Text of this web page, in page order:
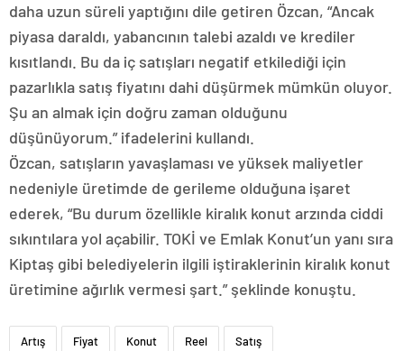
daha uzun süreli yaptığını dile getiren Özcan, “Ancak
piyasa daraldı, yabancının talebi azaldı ve krediler
kısıtlandı. Bu da iç satışları negatif etkilediği için
pazarlıkla satış fiyatını dahi düşürmek mümkün oluyor.
Şu an almak için doğru zaman olduğunu
düşünüyorum.” ifadelerini kullandı.
Özcan, satışların yavaşlaması ve yüksek maliyetler
nedeniyle üretimde de gerileme olduğuna işaret
ederek, “Bu durum özellikle kiralık konut arzında ciddi
sıkıntılara yol açabilir. TOKİ ve Emlak Konut’un yanı sıra
Kiptaş gibi belediyelerin ilgili iştiraklerinin kiralık konut
üretimine ağırlık vermesi şart.” şeklinde konuştu.
Artış Fiyat Konut Reel Satış